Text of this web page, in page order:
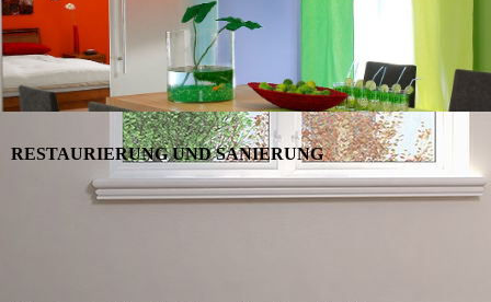
RESTAURIERUNG UND SANIERUNG